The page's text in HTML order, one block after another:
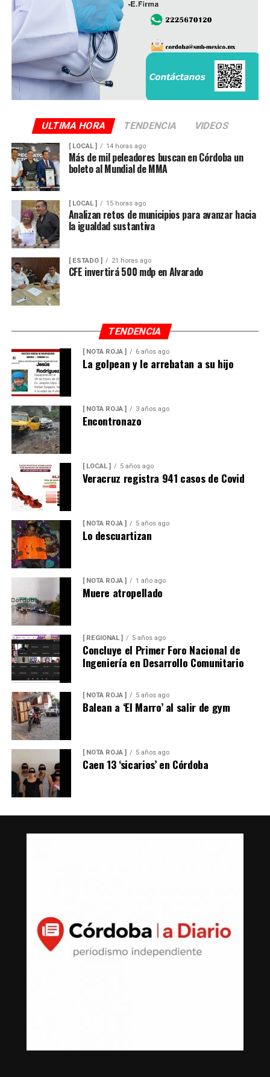
ULTIMA HORA TENDENCIA VIDEOS
[ LOCAL ] 14 horas ago
Más de mil peleadores buscan en Córdoba un
boleto al Mundial de MMA
[ LOCAL ] 15 horas ago
Analizan retos de municipios para avanzar hacia
la igualdad sustantiva
[ ESTADO ] 21 horas ago
CFE invertirá 500 mdp en Alvarado
TENDENCIA
[ NOTA ROJA ] 6 años ago
La golpean y le arrebatan a su hijo
[ NOTA ROJA ] 3 años ago
Encontronazo
[ LOCAL ] 5 años ago
Veracruz registra 941 casos de Covid
[ NOTA ROJA ] 5 años ago
Lo descuartizan
[ NOTA ROJA ] 1 año ago
Muere atropellado
[ REGIONAL ] 5 años ago
Concluye el Primer Foro Nacional de
Ingeniería en Desarrollo Comunitario
[ NOTA ROJA ] 5 años ago
Balean a ‘El Marro’ al salir de gym
[ NOTA ROJA ] 5 años ago
Caen 13 ‘sicarios’ en Córdoba